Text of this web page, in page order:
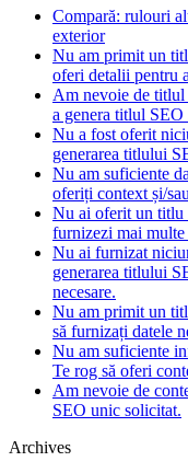
Compară: rulouri
exterior
Nu am primit un
oferi detalii pentru
Am nevoie de titlul
a genera titlul SEO
Nu a fost oferit
generarea titlului
Nu am suficiente
oferiți context și/
Nu ai oferit un titlu
furnizezi mai
Nu ai furnizat
generarea titlului
necesare.
Nu am primit un
să furnizați datele
Nu am suficiente
Te rog să oferi
Am nevoie de
SEO unic solicitat.
Archives